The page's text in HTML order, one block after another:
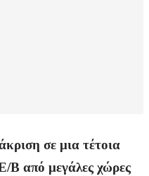
σε μια τέτοια
Β από μεγάλες χώρες